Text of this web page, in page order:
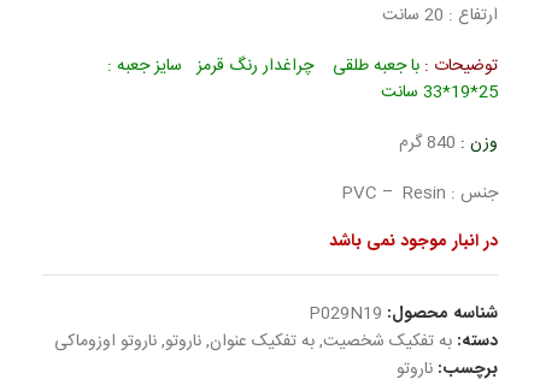
ارتفاع : 20 سانت
توضیحات : با جعبه طلقی چراغدار رنگ قرمز سایز جعبه :
25*19*33 سانت
وزن :
جنس : PVC – Resin
در انبار موجود نمی باشد
شناسه محصول: P029N19
دسته: به تفکیک شخصیت,به تفکیک عنوان,ناروتو,ناروتو اوزوماکی
برچسب: ناروتو